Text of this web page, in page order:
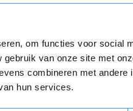
om functies voor social
van onze site met
combineren met andere
hun services.
eenmalige afschrijving